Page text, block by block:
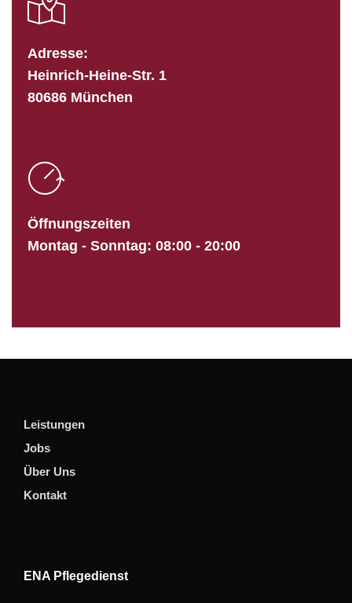
Adresse:
Heinrich-Heine-Str. 1
80686 München
Öffnungszeiten
Montag - Sonntag: 08:00 - 20:00
Leistungen
Jobs
Über Uns
Kontakt
ENA Pflegedienst